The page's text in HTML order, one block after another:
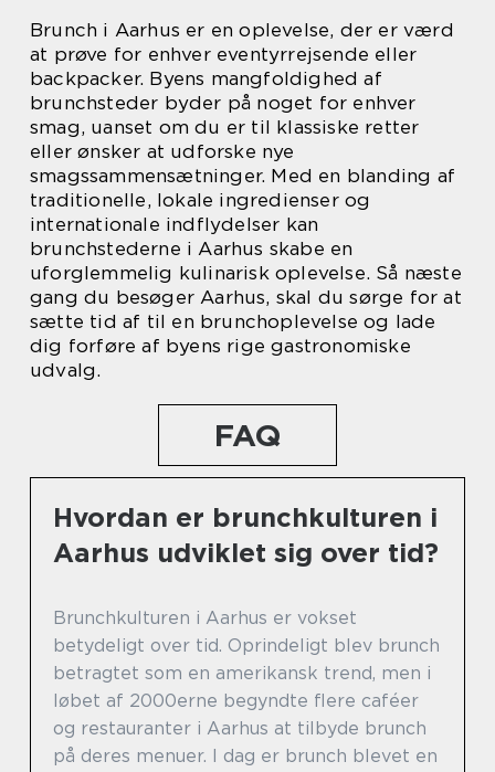
Brunch i Aarhus er en oplevelse, der er værd
at prøve for enhver eventyrrejsende eller
backpacker. Byens mangfoldighed af
brunchsteder byder på noget for enhver
smag, uanset om du er til klassiske retter
eller ønsker at udforske nye
smagssammensætninger. Med en blanding af
traditionelle, lokale ingredienser og
internationale indflydelser kan
brunchstederne i Aarhus skabe en
uforglemmelig kulinarisk oplevelse. Så næste
gang du besøger Aarhus, skal du sørge for at
sætte tid af til en brunchoplevelse og lade
dig forføre af byens rige gastronomiske
udvalg.
FAQ
Hvordan er brunchkulturen i
Aarhus udviklet sig over tid?
Brunchkulturen i Aarhus er vokset
betydeligt over tid. Oprindeligt blev brunch
betragtet som en amerikansk trend, men i
løbet af 2000erne begyndte flere caféer
og restauranter i Aarhus at tilbyde brunch
på deres menuer. I dag er brunch blevet en